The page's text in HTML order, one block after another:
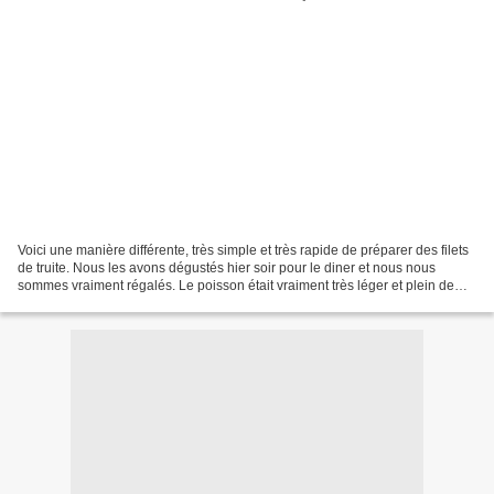
Voici une manière différente, très simple et très rapide de préparer des filets
de truite. Nous les avons dégustés hier soir pour le diner et nous nous
sommes vraiment régalés. Le poisson était vraiment très léger et plein de